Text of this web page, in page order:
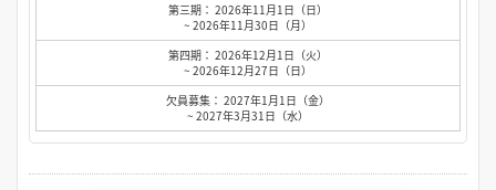
第三期： 2026年11月1日（日）
~ 2026年11月30日（月）
第四期： 2026年12月1日（火）
~ 2026年12月27日（日）
欠員募集： 2027年1月1日（金）
~ 2027年3月31日（水）